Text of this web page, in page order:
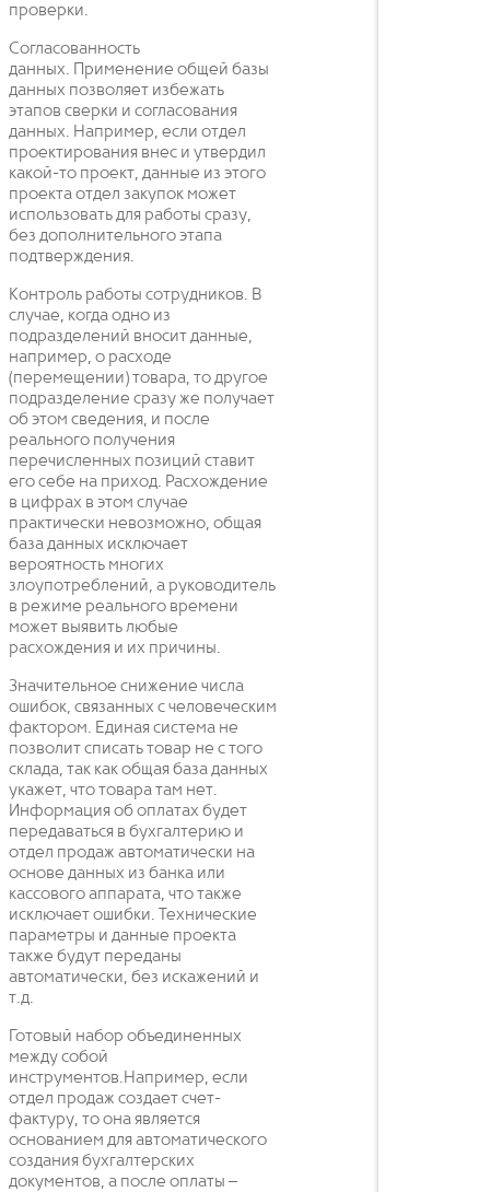
проверки.
Согласованность
данных. Применение общей базы
данных позволяет избежать
этапов сверки и согласования
данных. Например, если отдел
проектирования внес и утвердил
какой-то проект, данные из этого
проекта отдел закупок может
использовать для работы сразу,
без дополнительного этапа
подтверждения.
Контроль работы сотрудников. В
случае, когда одно из
подразделений вносит данные,
например, о расходе
(перемещении) товара, то другое
подразделение сразу же получает
об этом сведения, и после
реального получения
перечисленных позиций ставит
его себе на приход. Расхождение
в цифрах в этом случае
практически невозможно, общая
база данных исключает
вероятность многих
злоупотреблений, а руководитель
в режиме реального времени
может выявить любые
расхождения и их причины.
Значительное снижение числа
ошибок, связанных с человеческим
фактором. Единая система не
позволит списать товар не с того
склада, так как общая база данных
укажет, что товара там нет.
Информация об оплатах будет
передаваться в бухгалтерию и
отдел продаж автоматически на
основе данных из банка или
кассового аппарата, что также
исключает ошибки. Технические
параметры и данные проекта
также будут переданы
автоматически, без искажений и
т.д.
Готовый набор объединенных
между собой
инструментов.Например, если
отдел продаж создает счет-
фактуру, то она является
основанием для автоматического
создания бухгалтерских
документов, а после оплаты –